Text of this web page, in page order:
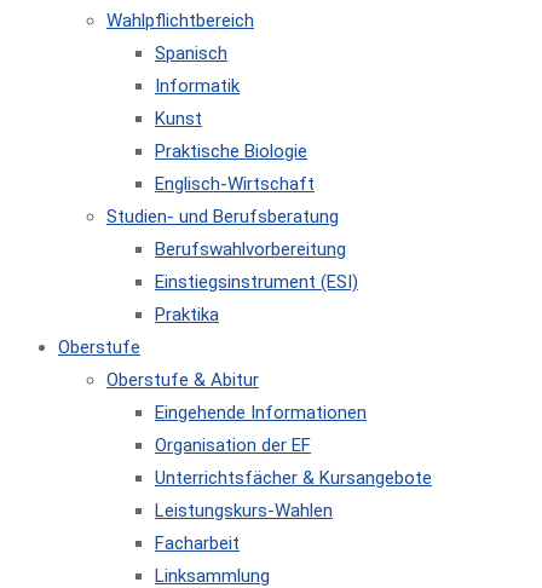
Wahlpflichtbereich
Spanisch
Informatik
Kunst
Praktische Biologie
Englisch-Wirtschaft
Studien- und Berufsberatung
Berufswahlvorbereitung
Einstiegsinstrument (ESI)
Praktika
Oberstufe
Oberstufe & Abitur
Eingehende Informationen
Organisation der EF
Unterrichtsfächer & Kursangebote
Leistungskurs-Wahlen
Facharbeit
Linksammlung